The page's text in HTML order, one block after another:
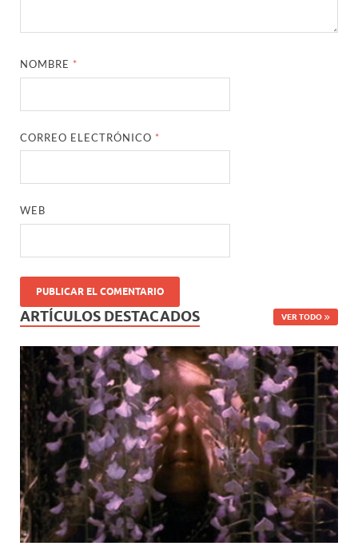
NOMBRE *
CORREO ELECTRÓNICO *
WEB
ARTÍCULOS DESTACADOS VER TODO